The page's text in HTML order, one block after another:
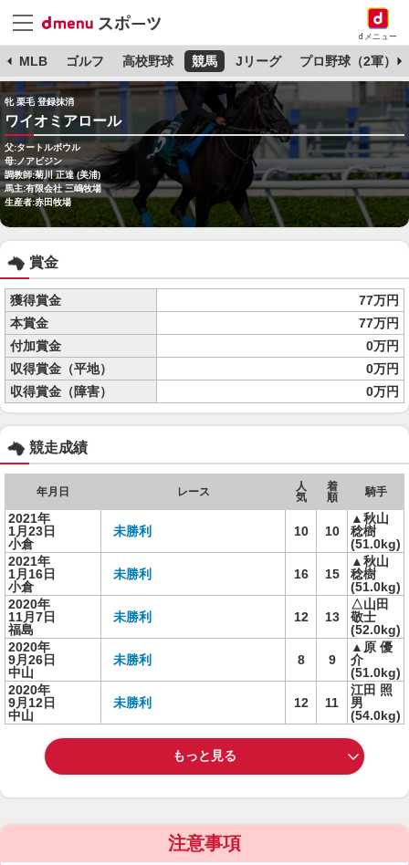
dメニュー
MLB ゴルフ 高校野球 競馬 Jリーグ プロ野球（2軍）
牝 栗毛 登録抹消
ワイオミアロール
父:タートルボウル
母:ノアビジン
調教師:菊川 正達 (美浦)
馬主:有限会社 三嶋牧場
生産者:赤田牧場
賞金
獲得賞金
77万円
本賞金
77万円
付加賞金
0万円
収得賞金（平地）
0万円
収得賞金（障害）
0万円
競走成績
年月日 レース
人
気
着
順
騎手
2021年
1月23日
小倉
未勝利 10 10
▲秋山
稔樹
(51.0kg)
2021年
1月16日
小倉
未勝利 16 15
▲秋山
稔樹
(51.0kg)
2020年
11月7日
福島
未勝利 12 13
△山田
敬士
(52.0kg)
2020年
9月26日
中山
未勝利 8 9
▲原 優
介
(51.0kg)
2020年
9月12日
中山
未勝利 12 11
江田 照
男
(54.0kg)
もっと見る
注意事項